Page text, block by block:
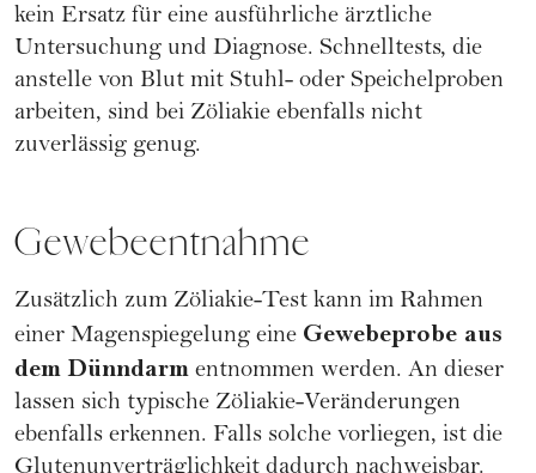
kein Ersatz für eine ausführliche ärztliche
Untersuchung und Diagnose. Schnelltests, die
anstelle von Blut mit Stuhl- oder Speichelproben
arbeiten, sind bei Zöliakie ebenfalls nicht
zuverlässig genug.
Gewebeentnahme
Zusätzlich zum Zöliakie-Test kann im Rahmen
einer Magenspiegelung eine Gewebeprobe aus
dem Dünndarm entnommen werden. An dieser
lassen sich typische Zöliakie-Veränderungen
ebenfalls erkennen. Falls solche vorliegen, ist die